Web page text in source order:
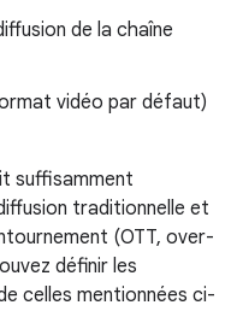
de la chaîne
vidéo par défaut)
suffisamment
traditionnelle et
(OTT, over-
définir les
celles mentionnées ci-